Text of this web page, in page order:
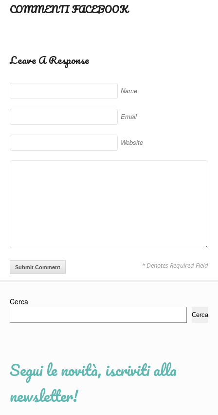
COMMENTI FACEBOOK
Leave A Response
Name
Email
Website
* Denotes Required Field
Cerca
Cerca
Segui le novità, iscriviti alla
newsletter!